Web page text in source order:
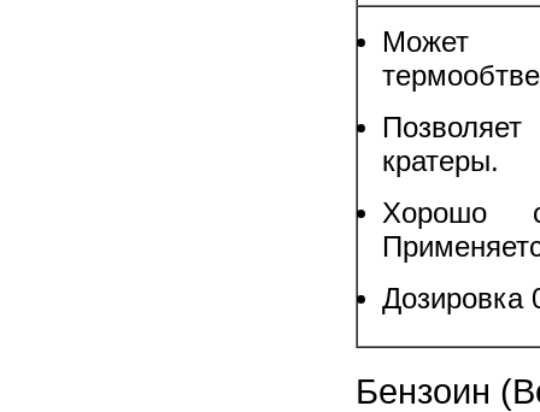
Может
кратеры.
Хорошо
Дозировка
Бензоин